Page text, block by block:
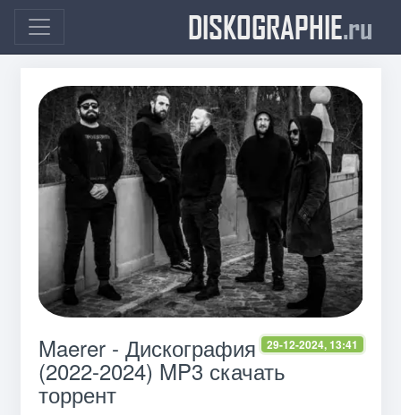
DISKOGRAPHIE.ru
29-12-2024, 13:41
Maerer - Дискография
(2022-2024) MP3 скачать
торрент